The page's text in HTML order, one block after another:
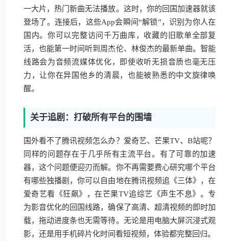
一大片，热门新曲无法播放。这时，你的回国加速器就该
登场了。连接后，这些App会瞬间“解锁”，识别为你人在
国内。你可以完整访问千万曲库，收藏的旧歌单全部复
活，也能第一时间听到周杰伦、林俊杰的最新单曲。智能
线路会为音频流媒体优化，即使收听无损音质也毫无压
力，让你在异国他乡的清晨，也能被熟悉的中文旋律唤
醒。
关于追剧：打破所有平台的围墙
国外看不了腾讯视频怎么办？爱奇艺、芒果TV、B站呢？
同样的问题存在于几乎所有主流平台。有了可靠的加速
器，这个问题便迎刃而解。你不再需要费心研究哪个平台
有哪些独播剧，你可以自由地在腾讯视频追《三体》，在
爱奇艺看《狂飙》，在芒果TV追综艺《声生不息》。专
为影音优化的回国线路，确保了高清、超清视频的即时加
载，拖动进度条也无需等待。无论是用电脑大屏沉浸式观
影，还是用手机碎片化时间看短视频，体验都完整回归。